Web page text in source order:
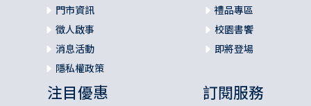
門市資訊
徵人啟事
消息活動
隱私權政策
禮品專區
校園書饗
即將登場
注目優惠 訂閱服務